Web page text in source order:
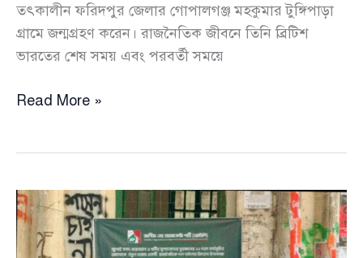
তৎকালীন ফরিদপুর জেলার গোপালগঞ্জ মহকুমার টুঙ্গিপাড়া
গ্রামে জন্মগ্রহণ করেন। রাজনৈতিক জীবনে তিনি ব্রিটিশ
ভারতের শেষ সময় এবং পরবর্তী সময়ে
আজ
১০৭তম
জন্মবার্ষিকী
Read More »